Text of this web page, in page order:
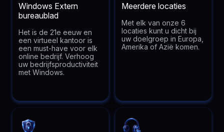
Windows Extern
bureaublad
Het is de 21e eeuw en
een virtueel kantoor is
een must-have voor elk
online bedrijf. Verhoog
uw bedrijfsproductiviteit
met Windows.
Meerdere locaties
Met elk van onze 6
locaties kunt u dicht bij
uw doelgroep in Europa,
Amerika of Azië komen.